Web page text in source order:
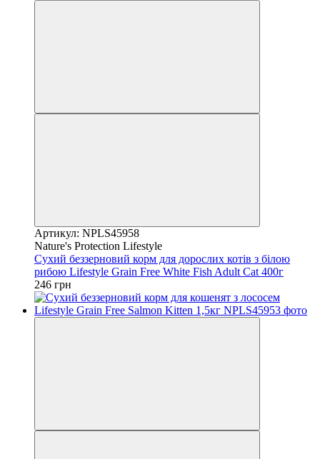
Артикул: NPLS45958
Nature's Protection Lifestyle
Сухий беззерновий корм для дорослих котів з білою
рибою Lifestyle Grain Free White Fish Adult Cat 400г
246 грн